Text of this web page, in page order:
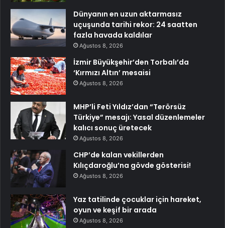
Dünyanın en uzun aktarmasız
uçuşunda tarihi rekor: 24 saatten
fazla havada kaldılar
Ağustos 8, 2026
İzmir Büyükşehir’den Torbalı’da
‘Kırmızı Altın’ mesaisi
Ağustos 8, 2026
MHP’li Feti Yıldız’dan “Terörsüz
Türkiye” mesajı: Yasal düzenlemeler
kalıcı sonuç üretecek
Ağustos 8, 2026
CHP’de kalan vekillerden
Kılıçdaroğlu’na gövde gösterisi!
Ağustos 8, 2026
Yaz tatilinde çocuklar için hareket,
oyun ve keşif bir arada
Ağustos 8, 2026